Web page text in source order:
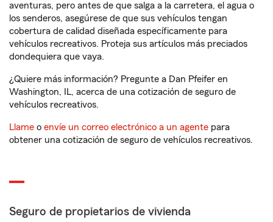
aventuras, pero antes de que salga a la carretera, el agua o
los senderos, asegúrese de que sus vehículos tengan
cobertura de calidad diseñada específicamente para
vehículos recreativos. Proteja sus artículos más preciados
dondequiera que vaya.
¿Quiere más información? Pregunte a Dan Pfeifer en
Washington, IL, acerca de una cotización de seguro de
vehículos recreativos.
Llame o envíe un correo electrónico a un agente para
obtener una cotización de seguro de vehículos recreativos.
Seguro de propietarios de vivienda